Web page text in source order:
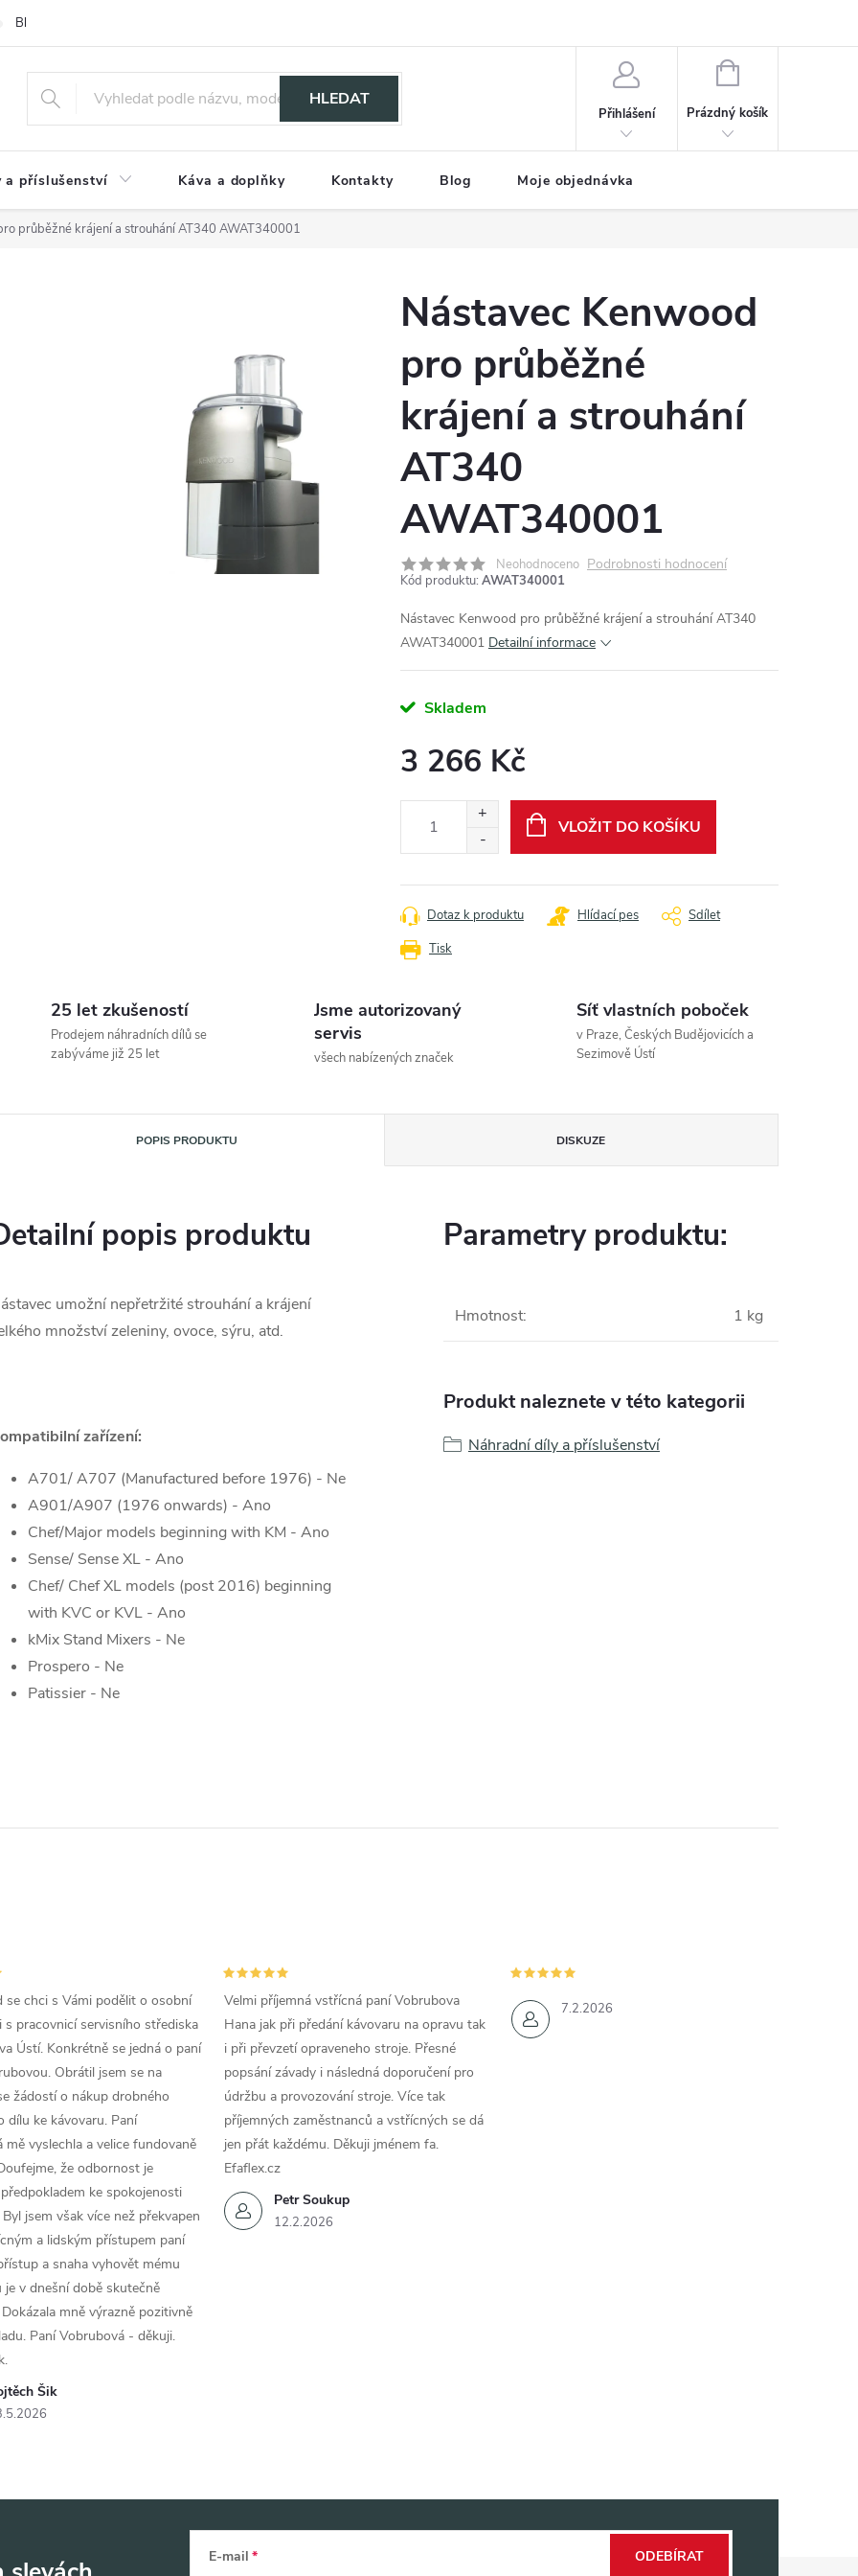
Blog
HLEDAT
Přihlášení
NÁKUPNÍ
Prázdný košík
a příslušenství Káva a doplňky Kontakty Blog Moje objednávka
průběžné krájení a strouhání AT340 AWAT340001
Nástavec Kenwood
pro průběžné
krájení a strouhání
AT340
AWAT340001
Neohodnoceno Podrobnosti hodnocení
Kód produktu: AWAT340001
Nástavec Kenwood pro průběžné krájení a strouhání AT340
AWAT340001 Detailní informace
Skladem
3 266 Kč
VLOŽIT DO KOŠÍKU
Tisk
Dotaz k produktu Hlídací pes Sdílet
25 let zkušeností
Prodejem náhradních dílů se
zabýváme již 25 let
Jsme autorizovaný
servis
všech nabízených značek
Síť vlastních poboček
v Praze, Českých Budějovicích a
Sezimově Ústí
POPIS PRODUKTU DISKUZE
popis produktu
umožní nepřetržité strouhání a krájení
množství zeleniny, ovoce, sýru, atd.
zařízení:
A701/ A707 (Manufactured before 1976) - Ne
A901/A907 (1976 onwards) - Ano
Chef/Major models beginning with KM - Ano
Sense/ Sense XL - Ano
Chef/ Chef XL models (post 2016) beginning
with KVC or KVL - Ano
kMix Stand Mixers - Ne
Prospero - Ne
Patissier - Ne
Parametry produktu:
Hmotnost: 1 kg
Produkt naleznete v této kategorii
Náhradní díly a příslušenství
Šik
se chci s Vámi podělit o osobní
s pracovnicí servisního střediska
Ústí. Konkrétně se jedná o paní
Obrátil jsem se na
žádostí o nákup drobného
dílu ke kávovaru. Paní
mě vyslechla a velice fundovaně
že odbornost je
ke spokojenosti
jsem však více než překvapen
a lidským přístupem paní
a snaha vyhovět mému
je v dnešní době skutečně
mně výrazně pozitivně
Paní Vobrubová - děkuji.
Petr Soukup
12.2.2026
Velmi příjemná vstřícná paní Vobrubova
Hana jak při předání kávovaru na opravu tak
i při převzetí opraveneho stroje. Přesné
popsání závady i následná doporučení pro
údržbu a provozování stroje. Více tak
příjemných zaměstnanců a vstřícných se dá
jen přát každému. Děkuji jménem fa.
Efaflex.cz
7.2.2026
E-mail ODEBÍRAT